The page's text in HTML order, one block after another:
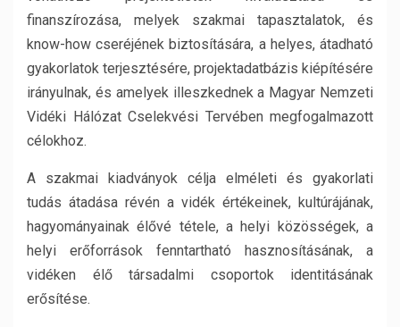
finanszírozása, melyek szakmai tapasztalatok, és
know-how cseréjének biztosítására, a helyes, átadható
gyakorlatok terjesztésére, projektadatbázis kiépítésére
irányulnak, és amelyek illeszkednek a Magyar Nemzeti
Vidéki Hálózat Cselekvési Tervében megfogalmazott
célokhoz.
A szakmai kiadványok célja elméleti és gyakorlati
tudás átadása révén a vidék értékeinek, kultúrájának,
hagyományainak élővé tétele, a helyi közösségek, a
helyi erőforrások fenntartható hasznosításának, a
vidéken élő társadalmi csoportok identitásának
erősítése.